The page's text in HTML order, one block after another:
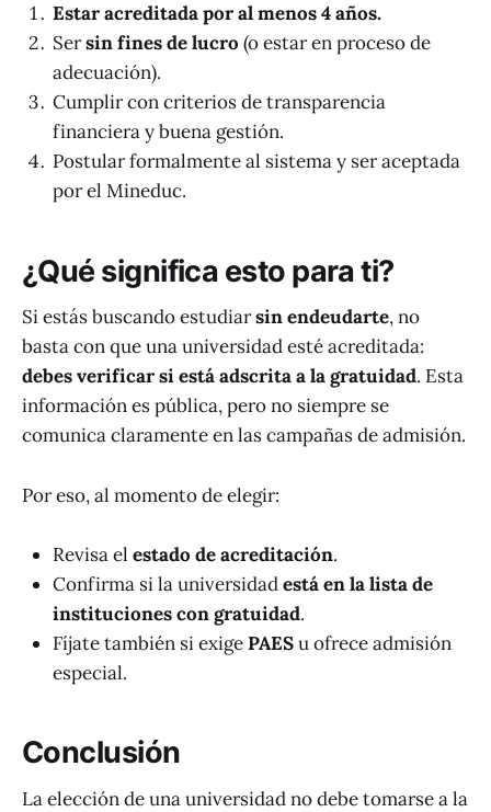
Estar acreditada por al menos 4 años.
Sersin fines de lucro (o estar en proceso de
adecuación).
Cumplir con criterios de transparencia
financiera y buena gestión.
Postular formalmente al sistema y ser aceptada
por el Mineduc.
¿Qué significa esto para ti?
Si estás buscando estudiarsin endeudarte, no
basta con que una universidad esté acreditada:
debes verificar si está adscrita a la gratuidad. Esta
información es pública, pero no siempre se
comunica claramente en las campañas de admisión.
Por eso, al momento de elegir:
Revisa el estado de acreditación.
Confirma si la universidadestá en la lista de
instituciones con gratuidad.
Fíjate también si exigePAESu ofrece admisión
especial.
Conclusión
La elección de una universidad no debe tomarse a la